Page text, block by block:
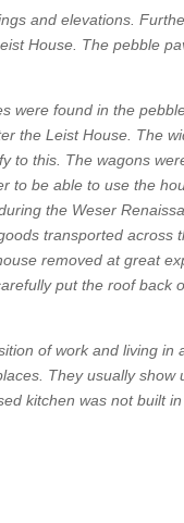
and elevations.
House. The pebble
were found in the
the Leist House. The
to this. The wagons
to be able to use the
the Weser
transported across
removed at great
put the roof back
of work and living in
They usually show
kitchen was not built